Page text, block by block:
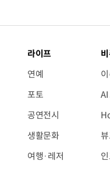
라이프
연예
포토
공연전시
생활문화
여행·레저